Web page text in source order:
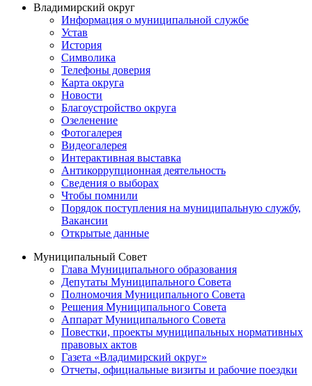
Владимирский округ
Информация о муниципальной службе
Устав
История
Символика
Телефоны доверия
Карта округа
Новости
Благоустройство округа
Озеленение
Фотогалерея
Видеогалерея
Интерактивная выставка
Антикоррупционная деятельность
Сведения о выборах
Чтобы помнили
Порядок поступления на муниципальную службу,
Вакансии
Открытые данные
Муниципальный Совет
Глава Муниципального образования
Депутаты Муниципального Совета
Полномочия Муниципального Совета
Решения Муниципального Совета
Аппарат Муниципального Совета
Повестки, проекты муниципальных нормативных
правовых актов
Газета «Владимирский округ»
Отчеты, официальные визиты и рабочие поездки